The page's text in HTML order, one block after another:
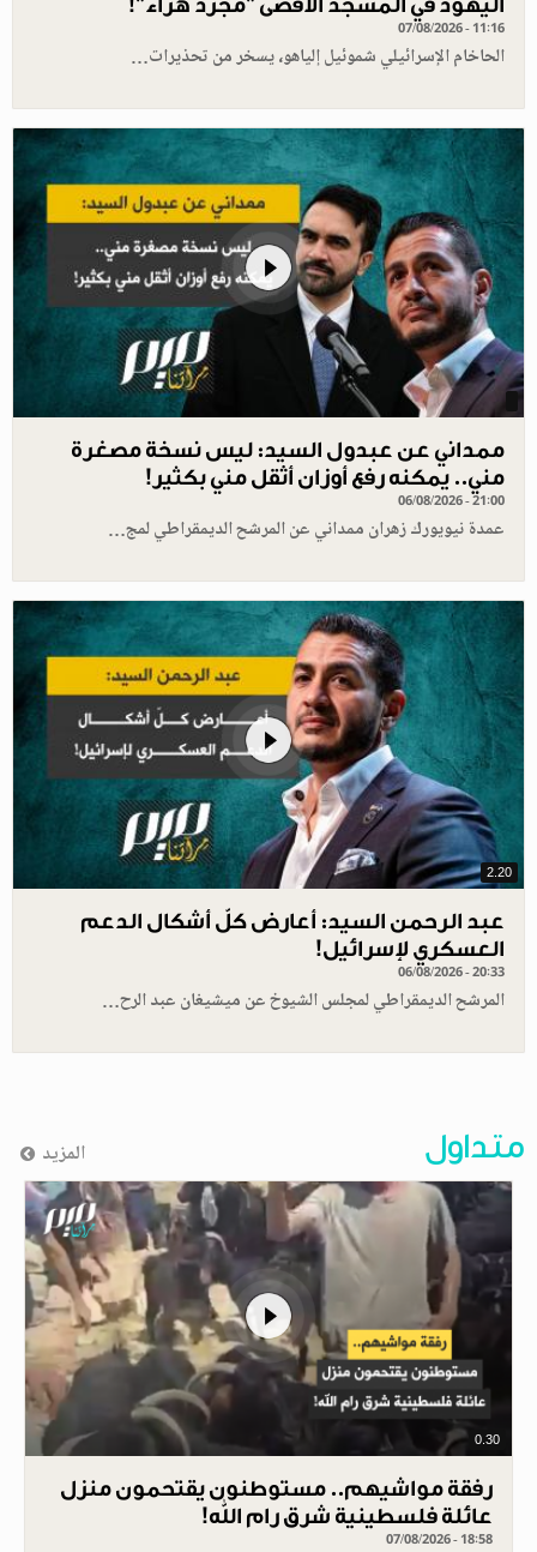
07/08/2026 - 11:16
الحاخام الإسرائيلي شموئيل إلياهو، يسخر من تحذيرات…
ممداني عن عبدول السيد: ليس نسخة مصغرة
مني.. يمكنه رفع أوزان أثقل مني بكثير!
06/08/2026 - 21:00
عمدة نيويورك زهران ممداني عن المرشح الديمقراطي لمج…
2.20
عبد الرحمن السيد: أعارض كلّ أشكال الدعم
العسكري لإسرائيل!
06/08/2026 - 20:33
المرشح الديمقراطي لمجلس الشيوخ عن ميشيغان عبد الرح…
متداول المزيد
0.30
رفقة مواشيهم.. مستوطنون يقتحمون منزل
عائلة فلسطينية شرق رام الله!
07/08/2026 - 18:58